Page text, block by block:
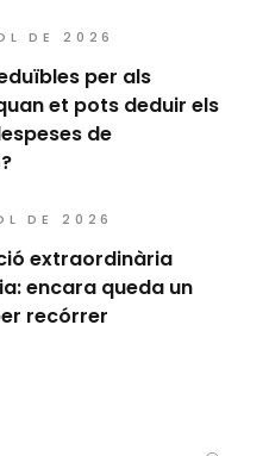
DE 2026
per als
et pots deduir els
de
DE 2026
extraordinària
encara queda un
recórrer